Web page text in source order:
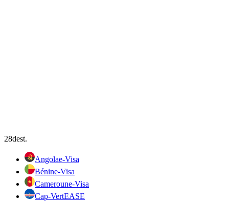
28dest.
Angolae-Visa
Bénine-Visa
Cameroune-Visa
Cap-VertEASE